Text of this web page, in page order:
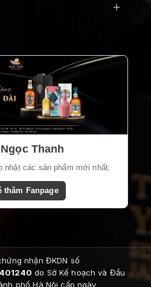
Thanh
nhật các sản phẩm mới nhất.
thăm Fanpage
nhận ĐKDN số
do Sở Kế hoạch và Đầu
phố Hà Nội cấp ngày